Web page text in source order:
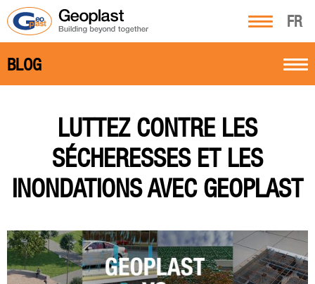
FR
BLOG
LUTTEZ CONTRE LES
SÉCHERESSES ET LES
INONDATIONS AVEC GEOPLAST